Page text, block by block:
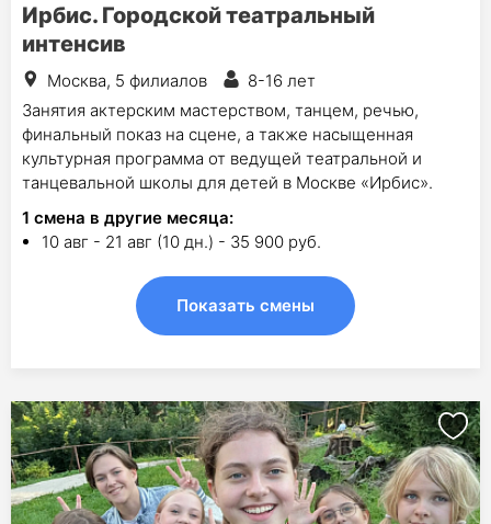
Ирбис. Городской театральный
интенсив
Москва, 5 филиалов
8-16 лет
Занятия актерским мастерством, танцем, речью,
финальный показ на сцене, а также насыщенная
культурная программа от ведущей театральной и
танцевальной школы для детей в Москве «Ирбис».
1 смена в другие месяца:
10 авг - 21 авг (10 дн.) - 35 900 руб.
Показать смены